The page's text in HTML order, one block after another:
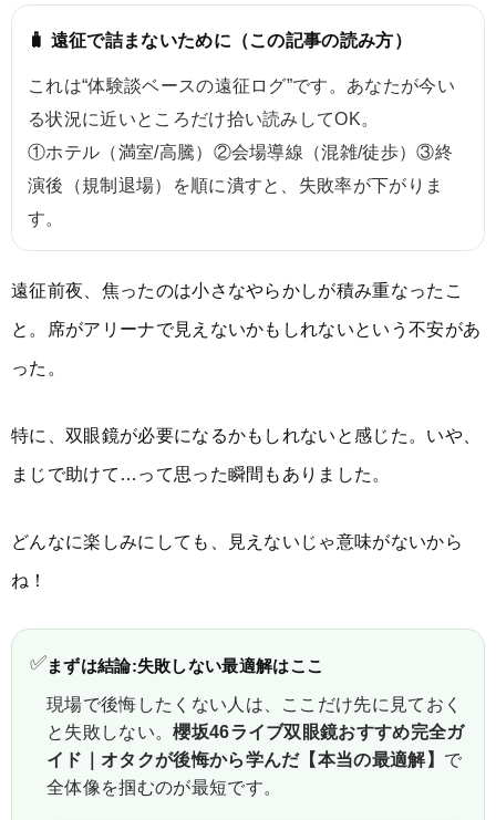
🧳 遠征で詰まないために（この記事の読み方）
これは“体験談ベースの遠征ログ”です。あなたが今い
る状況に近いところだけ拾い読みしてOK。
①ホテル（満室/高騰）②会場導線（混雑/徒歩）③終
演後（規制退場）を順に潰すと、失敗率が下がりま
す。
遠征前夜、焦ったのは小さなやらかしが積み重なったこ
と。席がアリーナで見えないかもしれないという不安があ
った。
特に、双眼鏡が必要になるかもしれないと感じた。いや、
まじで助けて…って思った瞬間もありました。
どんなに楽しみにしても、見えないじゃ意味がないから
ね！
✅ まずは結論:失敗しない最適解はここ
現場で後悔したくない人は、ここだけ先に見ておく
と失敗しない。櫻坂46ライブ双眼鏡おすすめ完全ガ
イド｜オタクが後悔から学んだ【本当の最適解】 で
全体像を掴むのが最短です。